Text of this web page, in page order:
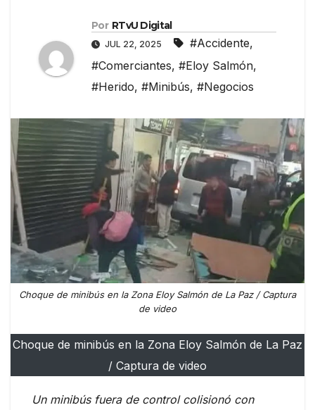
Por RTvU Digital
JUL 22, 2025 #Accidente,
#Comerciantes, #Eloy Salmón,
#Herido, #Minibús, #Negocios
Choque de minibús en la Zona Eloy Salmón de La Paz / Captura
de video
Choque de minibús en la Zona Eloy Salmón de La Paz
/ Captura de video
Un minibús fuera de control colisionó con